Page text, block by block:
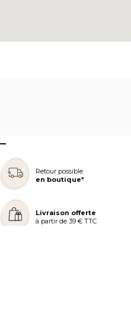
–
Retour possible
en boutique*
Livraison offerte
à partir de 39 € TTC